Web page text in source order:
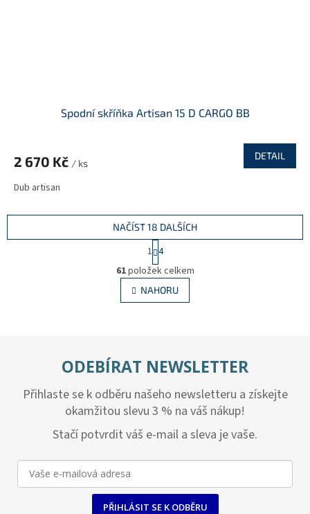
Spodní skříňka Artisan 15 D CARGO BB
2 670 Kč / ks
DETAIL
Dub artisan
O
v
l
á
p
v
k
v
p
s
u
NAČÍST 18 DALŠÍCH
S
t
r
á
n
k
í
1 4
61položek celkem
NAHORU
ODEBÍRAT NEWSLETTER
Přihlaste se k odběru našeho newsletteru a získejte
okamžitou slevu 3 % na váš nákup!
Stačí potvrdit váš e-mail a sleva je vaše.
PŘIHLÁSIT SE K ODBĚRU